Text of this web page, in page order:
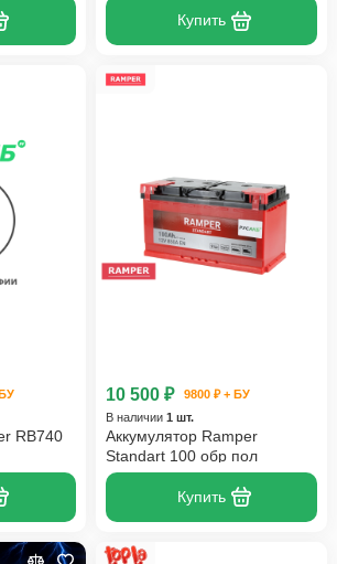
Купить
RB740
10 500 ₽
9800 ₽ + БУ
В наличии 1 шт.
Аккумулятор Ramper
Standart 100 обр пол
Купить